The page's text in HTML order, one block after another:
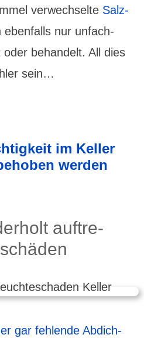
verwechselte Salz­
ebenfalls nur unfach­
behan­delt. All dies
sein…
im Keller
werden
auftre­
gar fehlende Abdich­